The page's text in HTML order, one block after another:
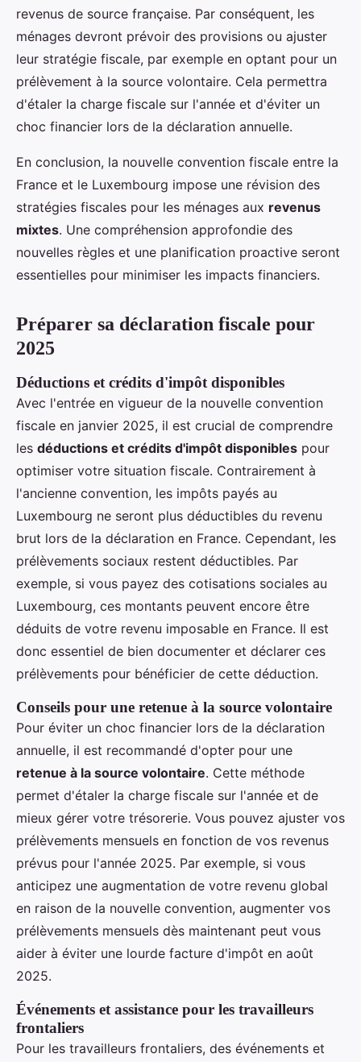
revenus de source française. Par conséquent, les
ménages devront prévoir des provisions ou ajuster
leur stratégie fiscale, par exemple en optant pour un
prélèvement à la source volontaire. Cela permettra
d'étaler la charge fiscale sur l'année et d'éviter un
choc financier lors de la déclaration annuelle.
En conclusion, la nouvelle convention fiscale entre la
France et le Luxembourg impose une révision des
stratégies fiscales pour les ménages aux revenus
mixtes. Une compréhension approfondie des
nouvelles règles et une planification proactive seront
essentielles pour minimiser les impacts financiers.
Préparer sa déclaration fiscale pour
2025
Déductions et crédits d'impôt disponibles
Avec l'entrée en vigueur de la nouvelle convention
fiscale en janvier 2025, il est crucial de comprendre
les déductions et crédits d'impôt disponibles pour
optimiser votre situation fiscale. Contrairement à
l'ancienne convention, les impôts payés au
Luxembourg ne seront plus déductibles du revenu
brut lors de la déclaration en France. Cependant, les
prélèvements sociaux restent déductibles. Par
exemple, si vous payez des cotisations sociales au
Luxembourg, ces montants peuvent encore être
déduits de votre revenu imposable en France. Il est
donc essentiel de bien documenter et déclarer ces
prélèvements pour bénéficier de cette déduction.
Conseils pour une retenue à la source volontaire
Pour éviter un choc financier lors de la déclaration
annuelle, il est recommandé d'opter pour une
retenue à la source volontaire. Cette méthode
permet d'étaler la charge fiscale sur l'année et de
mieux gérer votre trésorerie. Vous pouvez ajuster vos
prélèvements mensuels en fonction de vos revenus
prévus pour l'année 2025. Par exemple, si vous
anticipez une augmentation de votre revenu global
en raison de la nouvelle convention, augmenter vos
prélèvements mensuels dès maintenant peut vous
aider à éviter une lourde facture d'impôt en août
2025.
Événements et assistance pour les travailleurs
frontaliers
Pour les travailleurs frontaliers, des événements et